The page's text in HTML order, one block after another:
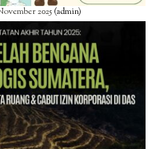
2025(admin)